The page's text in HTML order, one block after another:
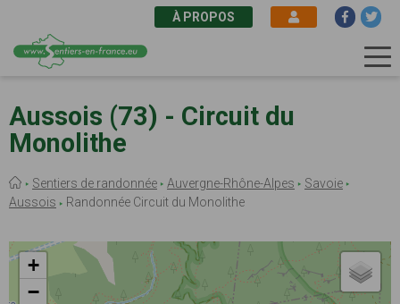
contenu
principal
À PROPOS
Aussois (73) - Circuit du
Monolithe
Fil
d'Ariane
Sentiers de randonnée Auvergne-Rhône-Alpes
Savoie
Aussois
Randonnée Circuit du Monolithe
+
−